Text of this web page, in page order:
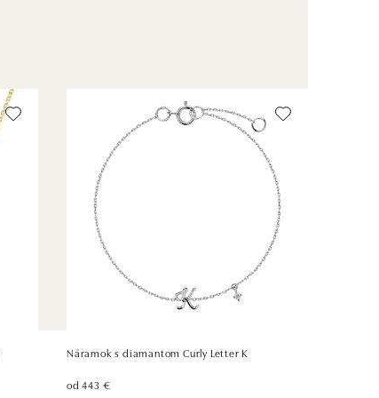
Náramok s diamantom Curly Letter K
od 443 €